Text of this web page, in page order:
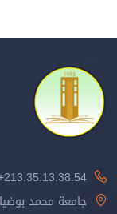
213.35.13.38.54+
جامعة محمد